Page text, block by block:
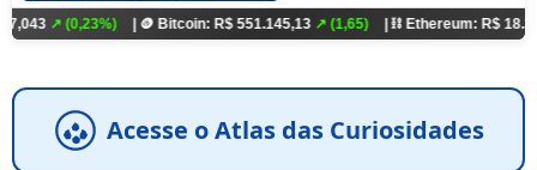
| 🪙 Bitcoin: R$ 551.145,13↗ (1,65) | ⛓️ Ethereum: R$ 18.321,93↗
Acesse o Atlas das Curiosidades